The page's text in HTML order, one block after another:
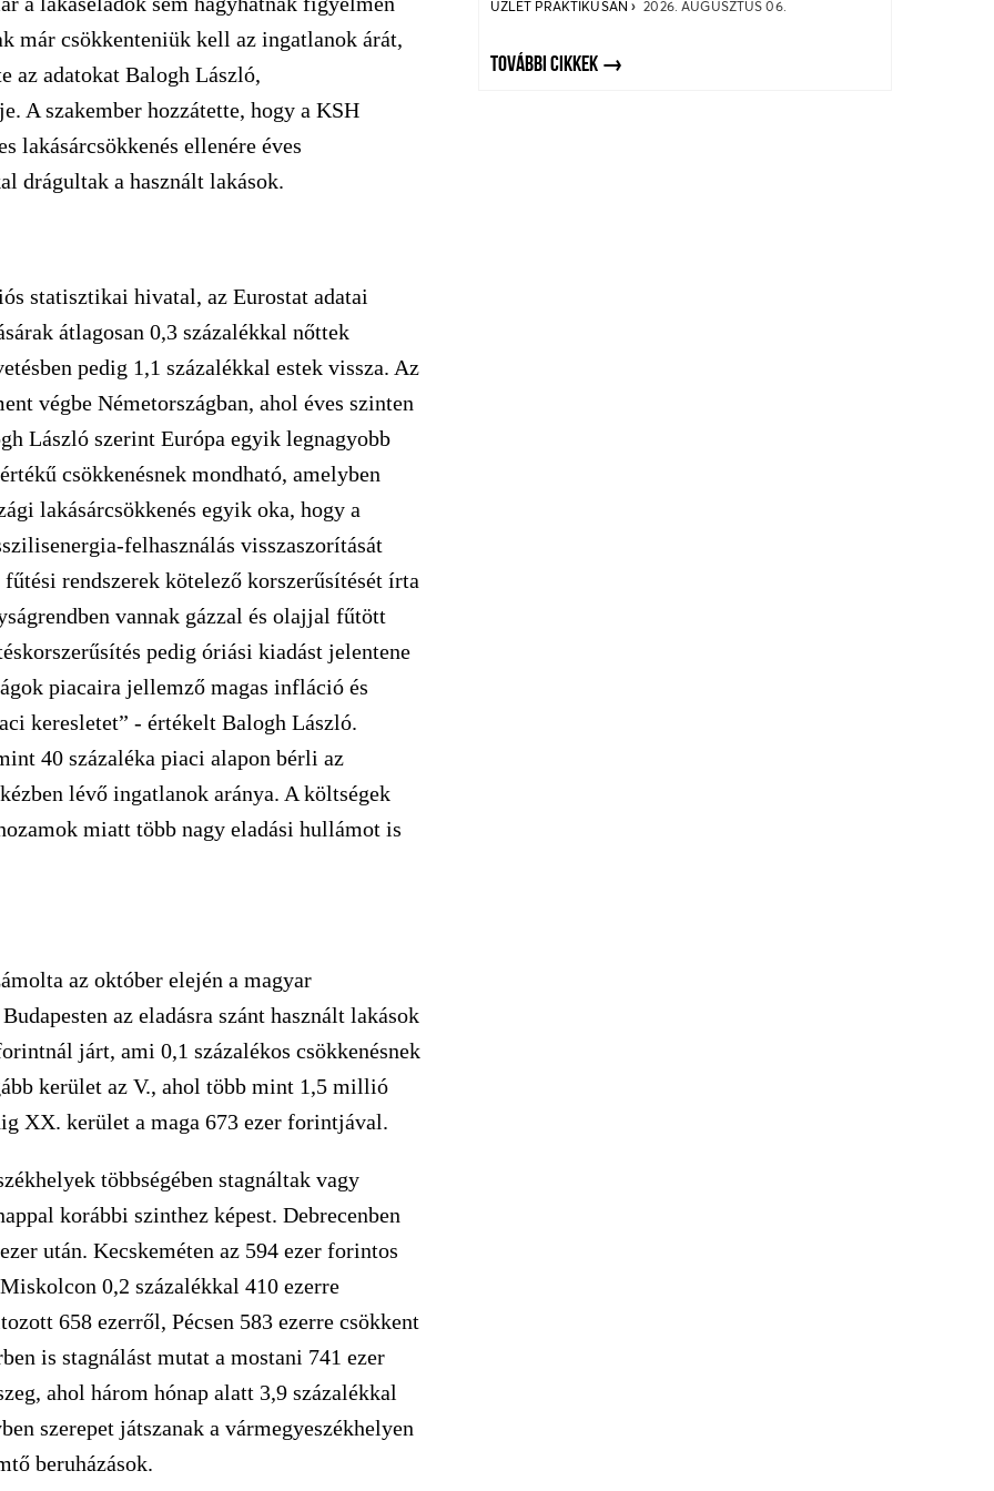
már csökkenteniük kell az ingatlanok árát,
az adatokat Balogh László,
A szakember hozzátette, hogy a KSH
lakásárcsökkenés ellenére éves
drágultak a használt lakások.
statisztikai hivatal, az Eurostat adatai
átlagosan 0,3 százalékkal nőttek
pedig 1,1 százalékkal estek vissza. Az
végbe Németországban, ahol éves szinten
László szerint Európa egyik legnagyobb
csökkenésnek mondható, amelyben
lakásárcsökkenés egyik oka, hogy a
felhasználás visszaszorítását
rendszerek kötelező korszerűsítését írta
vannak gázzal és olajjal fűtött
pedig óriási kiadást jelentene
piacaira jellemző magas infláció és
keresletet” - értékelt Balogh László.
40 százaléka piaci alapon bérli az
lévő ingatlanok aránya. A költségek
miatt több nagy eladási hullámot is
az október elején a magyar
az eladásra szánt használt lakások
járt, ami 0,1 százalékos csökkenésnek
kerület az V., ahol több mint 1,5 millió
XX. kerület a maga 673 ezer forintjával.
többségében stagnáltak vagy
korábbi szinthez képest. Debrecenben
után. Kecskeméten az 594 ezer forintos
0,2 százalékkal 410 ezerre
658 ezerről, Pécsen 583 ezerre csökkent
is stagnálást mutat a mostani 741 ezer
ahol három hónap alatt 3,9 százalékkal
szerepet játszanak a vármegyeszékhelyen
beruházások.
ÜZLET PRAKTIKUSAN 2026. AUGUSZTUS 06.
TOVÁBBI CIKKEK